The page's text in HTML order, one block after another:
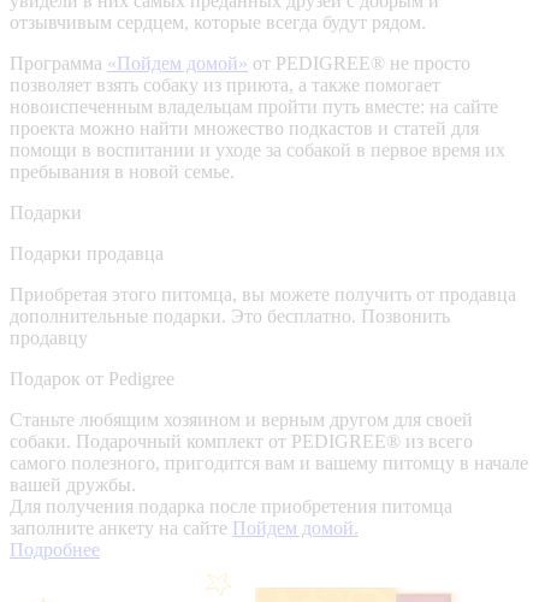
отзывчивым сердцем, которые всегда будут рядом.
Программа «Пойдем домой» от PEDIGREE® не просто
позволяет взять собаку из приюта, а также помогает
новоиспеченным владельцам пройти путь вместе: на сайте
проекта можно найти множество подкастов и статей для
помощи в воспитании и уходе за собакой в первое время их
пребывания в новой семье.
Подарки
Подарки продавца
Приобретая этого питомца, вы можете получить от продавца
дополнительные подарки. Это бесплатно. Позвонить
продавцу
Подарок от Pedigree
Станьте любящим хозяином и верным другом для своей
собаки. Подарочный комплект от PEDIGREE® из всего
самого полезного, пригодится вам и вашему питомцу в начале
вашей дружбы.
Для получения подарка после приобретения питомца
заполните анкету на сайте Пойдем домой.
Подробнее